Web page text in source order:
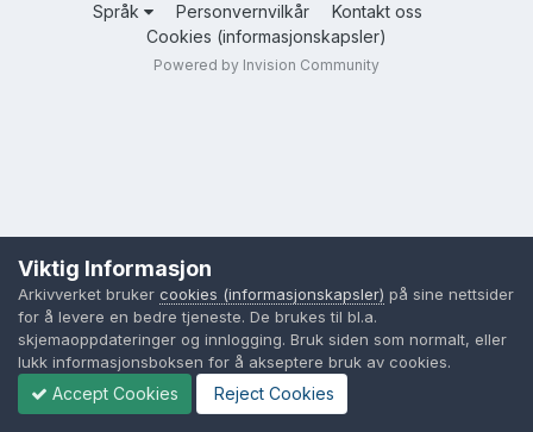
Språk Personvernvilkår
Kontakt oss
Cookies (informasjonskapsler)
Powered by Invision Community
Viktig Informasjon
Arkivverket bruker cookies (informasjonskapsler) på sine nettsider
for å levere en bedre tjeneste. De brukes til bl.a.
skjemaoppdateringer og innlogging. Bruk siden som normalt, eller
lukk informasjonsboksen for å akseptere bruk av cookies.
Accept Cookies Reject Cookies